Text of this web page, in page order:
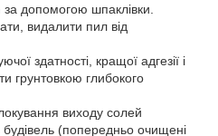
допомогою шпаклівки.
видалити пил від
здатності, кращої адгезії і
грунтовкою глибокого
виходу солей
будівель (попередньо очищені